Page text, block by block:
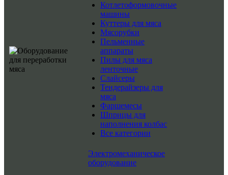
Котлетоформовочные
машины
Куттеры для мяса
Мясорубки
Пельменные
аппараты
Пилы для мяса
ленточные
Слайсеры
Тендерайзеры для
мяса
Фаршемесы
Шприцы для
наполнения колбас
Все категории
Электромеханическое
оборудование